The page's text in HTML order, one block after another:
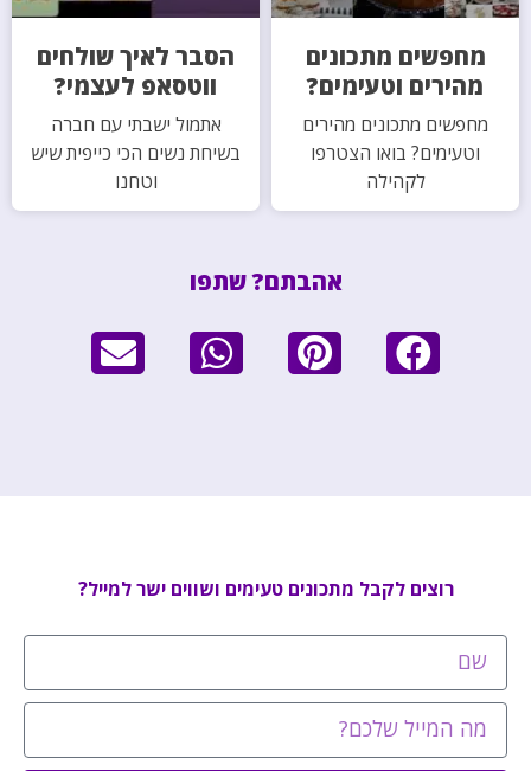
מחפשים מתכונים
מהירים וטעימים?
מחפשים מתכונים מהירים
וטעימים? בואו הצטרפו
לקהילה
הסבר לאיך שולחים
ווטסאפ לעצמי?
אתמול ישבתי עם חברה
בשיחת נשים הכי כייפית שיש
וטחנו
אהבתם? שתפו
רוצים לקבל מתכונים טעימים ושווים ישר למייל?